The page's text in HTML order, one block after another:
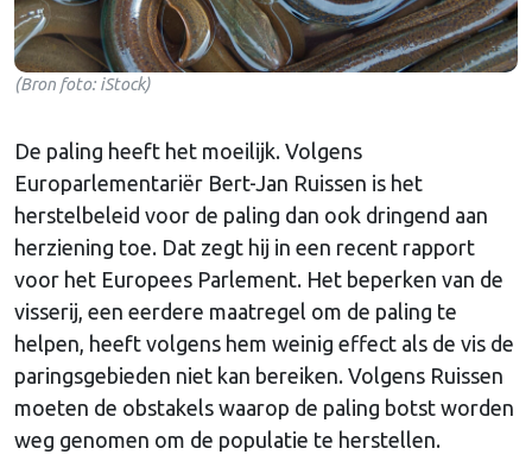
(Bron foto: iStock)
De paling heeft het moeilijk. Volgens
Europarlementariër Bert-Jan Ruissen is het
herstelbeleid voor de paling dan ook dringend aan
herziening toe. Dat zegt hij in een recent rapport
voor het Europees Parlement. Het beperken van de
visserij, een eerdere maatregel om de paling te
helpen, heeft volgens hem weinig effect als de vis de
paringsgebieden niet kan bereiken. Volgens Ruissen
moeten de obstakels waarop de paling botst worden
weg genomen om de populatie te herstellen.